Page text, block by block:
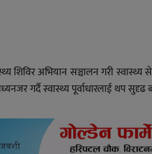
शिविर अभियान सञ्चालन गरी
गर्दै स्वास्थ्य पूर्वाधारलाई थप सुदृढ